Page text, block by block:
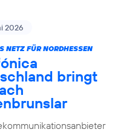
2026
NETZ FÜR NORDHESSEN
bringt